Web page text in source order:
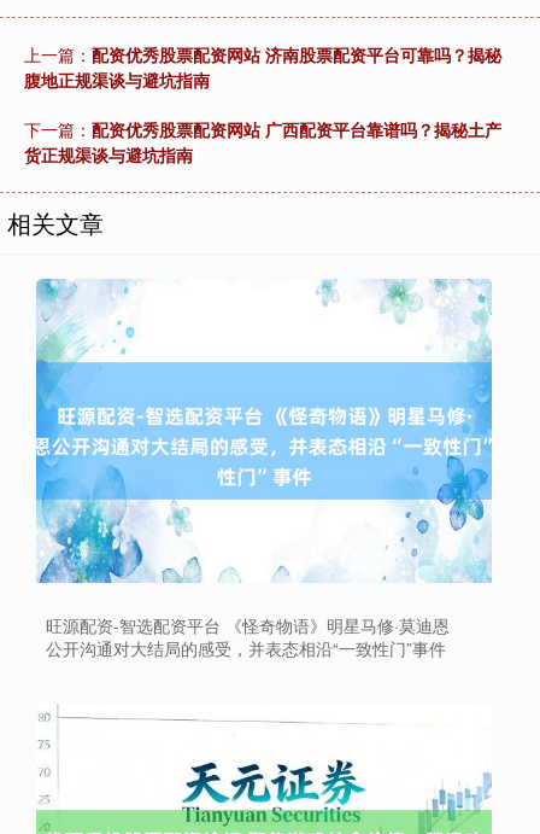
上一篇： 配资优秀股票配资网站 济南股票配资平台可靠吗？揭秘
腹地正规渠谈与避坑指南
下一篇： 配资优秀股票配资网站 广西配资平台靠谱吗？揭秘土产
货正规渠谈与避坑指南
相关文章
旺源配资-智选配资平台 《怪奇物语》明星马修·莫迪恩
公开沟通对大结局的感受，并表态相沿“一致性门”事件